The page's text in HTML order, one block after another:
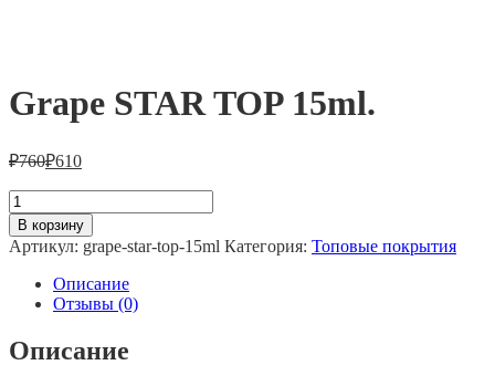
Grape STAR TOP 15ml.
₽760₽610
Количество
товара
Grape
STAR
TOP
15ml.
В корзину
Артикул: grape-star-top-15ml Категория: Топовые покрытия
Описание
Отзывы (0)
Описание